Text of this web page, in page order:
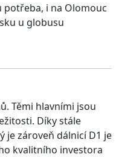
potřeba, i na Olomouc
u globusu
Těmi hlavními jsou
Díky stále
je zároveň dálnicí D1 je
kvalitního investora